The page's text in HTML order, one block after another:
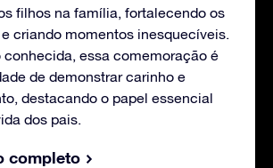
filhos na família, fortalecendo os
criando momentos inesquecíveis.
conhecida, essa comemoração é
de demonstrar carinho e
destacando o papel essencial
dos pais.
completo